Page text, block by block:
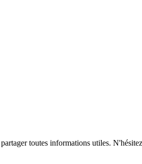
toutes informations utiles.